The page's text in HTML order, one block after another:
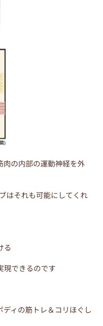
肉の内部の運動神経を外
はそれも可能にしてくれ
る
現できるのです
ィの筋トレ＆コリほぐし